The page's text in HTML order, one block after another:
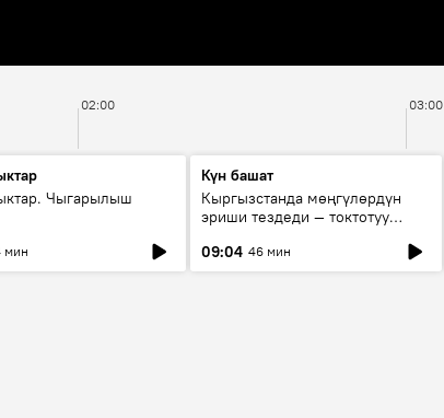
02:00 03:00
Чыгарылыш
мин
Күн башат
Кыргызстанда мөңгүлөрдүн
эриши тездеди — токтотуу
09:04 46 мин